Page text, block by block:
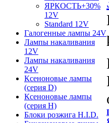
ЯРКОСТЬ+30%
12V
Standard 12V
Галогенные лампы 24V
Лампы накаливания
12V
Лампы накаливания
24V
Ксеноновые лампы
(серия D)
Ксеноновые лампы
(серия Н)
Блоки розжига H.I.D.